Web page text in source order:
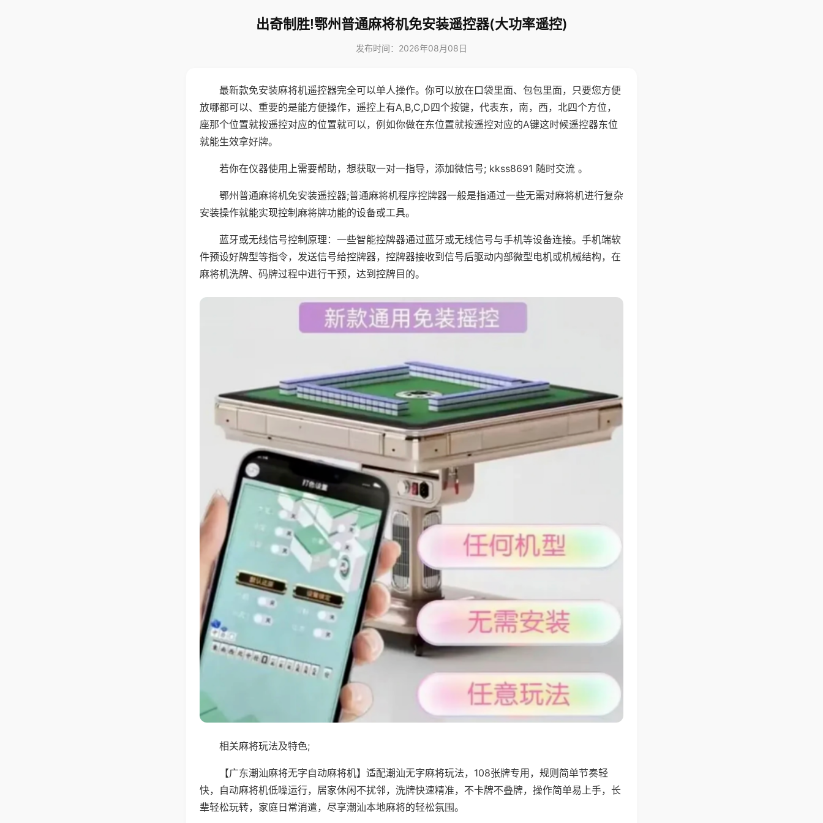
出奇制胜!鄂州普通麻将机免安装遥控器(大功率遥控)
发布时间：2026年08月08日
最新款免安装麻将机遥控器完全可以单人操作。你可以放在口袋里面、包包里面，只要您方便
放哪都可以、重要的是能方便操作，遥控上有A,B,C,D四个按键，代表东，南，西，北四个方位，
座那个位置就按遥控对应的位置就可以，例如你做在东位置就按遥控对应的A键这时候遥控器东位
就能生效拿好牌。
若你在仪器使用上需要帮助，想获取一对一指导，添加微信号; kkss8691 随时交流 。
鄂州普通麻将机免安装遥控器;普通麻将机程序控牌器一般是指通过一些无需对麻将机进行复杂
安装操作就能实现控制麻将牌功能的设备或工具。
蓝牙或无线信号控制原理：一些智能控牌器通过蓝牙或无线信号与手机等设备连接。手机端软
件预设好牌型等指令，发送信号给控牌器，控牌器接收到信号后驱动内部微型电机或机械结构，在
麻将机洗牌、码牌过程中进行干预，达到控牌目的。
相关麻将玩法及特色;
【广东潮汕麻将无字自动麻将机】适配潮汕无字麻将玩法，108张牌专用，规则简单节奏轻
快，自动麻将机低噪运行，居家休闲不扰邻，洗牌快速精准，不卡牌不叠牌，操作简单易上手，长
辈轻松玩转，家庭日常消遣，尽享潮汕本地麻将的轻松氛围。